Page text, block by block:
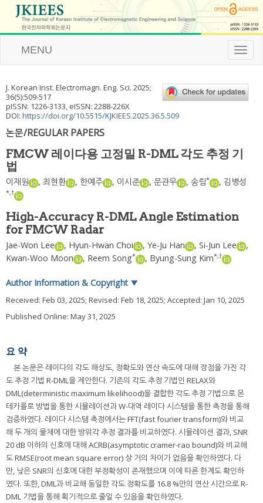
T
o
l
e
t
i
MENU
J. Korean Inst. Electromagn. Eng. Sci. 2025;
36(5):509-517
pISSN: 1226-3133, eISSN: 2288-226X
DOI: https://doi.org/10.5515/KJKIEES.2025.36.5.509
논문/REGULAR PAPERS
FMCW 레이다용 고정밀 R-DML 각도 추정 기
법
이재원 , 최현환 , 한예주 , 이시준 , 문관우 , 송림* , 김병성
*,†
High-Accuracy R-DML Angle Estimation
for FMCW Radar
Jae-Won Lee , Hyun-Hwan Choi , Ye-Ju Han , Si-Jun Lee
,
Kwan-Woo Moon
, Reem Song* , Byung-Sung Kim*,†
Author Information & Copyright ▼
Received: Feb 03, 2025; Revised: Feb 18, 2025; Accepted: Jan 10, 2025
Published Online: May 31, 2025
요 약
본 논문은 레이다의 각도 해상도, 정확도와 연산 속도에 대해 장점을 가진 각
도 추정 기법 R-DML을 제안한다. 기존의 각도 추정 기법인 RELAX와
DML(deterministic maximum likelihood)을 결합한 각도 추정 기법으로 몬
테카를로 방법을 통한 시뮬레이션과 W-대역 레이다 시스템을 통한 측정을 통해
검증하였다. 레이다 시스템 측정에서는 FFT(fast fourier transform)와 비교
해 두 개의 물체에 대한 방위각 추정 결과를 비교하였다. 시뮬레이션 결과, SNR
20 dB 이하의 신호에 대해 ACRB(asymptotic cramer-rao bound)와 비교해
도 RMSE(root mean square error) 상 거의 차이가 없음을 확인하였다. 다
만, 낮은 SNR의 신호에 대한 부정확성이 존재했으며 이에 따른 한계도 확인하
였다. 또한, DML과 비교해 동일한 각도 정확도를 16.8 %만의 연산 시간으로 R-
DML 기법을 통해 획기적으로 줄일 수 있음을 확인하였다.